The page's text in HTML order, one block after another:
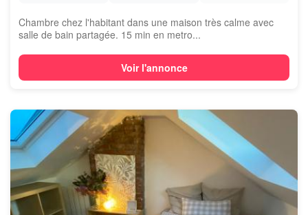
Chambre chez l'habitant dans une maison très calme avec
salle de bain partagée. 15 min en metro...
Voir l'annonce